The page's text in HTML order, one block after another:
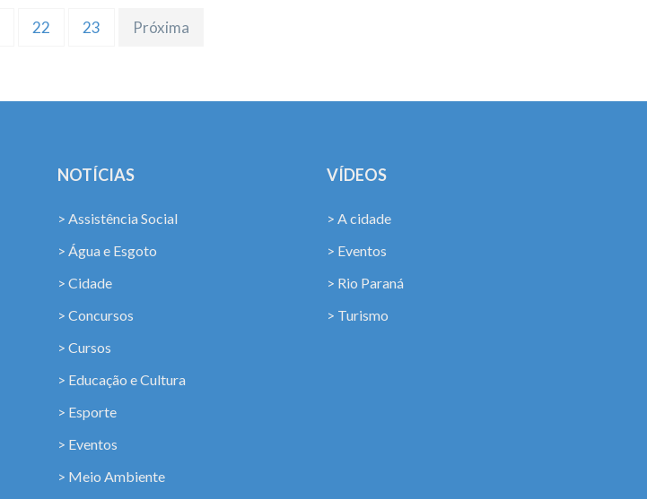
22 23 Próxima
NOTÍCIAS
> Assistência Social
> Água e Esgoto
> Cidade
> Concursos
> Cursos
> Educação e Cultura
> Esporte
> Eventos
> Meio Ambiente
VÍDEOS
> A cidade
> Eventos
> Rio Paraná
> Turismo